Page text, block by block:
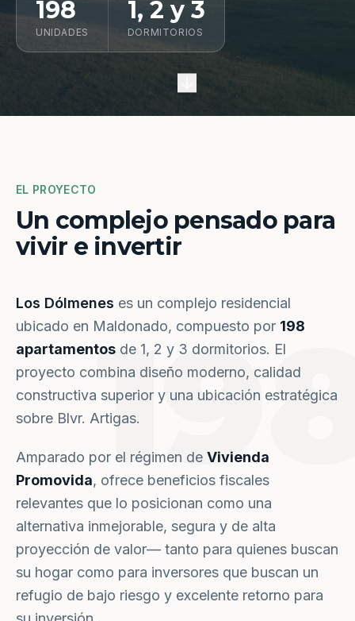
198
UNIDADES
1, 2 y 3
DORMITORIOS
EL PROYECTO
Un complejo pensado para
vivir e invertir
Los Dólmenes es un complejo residencial
ubicado en Maldonado, compuesto por 198
apartamentos de 1, 2 y 3 dormitorios. El
proyecto combina diseño moderno, calidad
constructiva superior y una ubicación estratégica
sobre Blvr. Artigas.
Amparado por el régimen de Vivienda
Promovida, ofrece beneficios fiscales
relevantes que lo posicionan como una
alternativa inmejorable, segura y de alta
proyección de valor— tanto para quienes buscan
su hogar como para inversores que buscan un
refugio de bajo riesgo y excelente retorno para